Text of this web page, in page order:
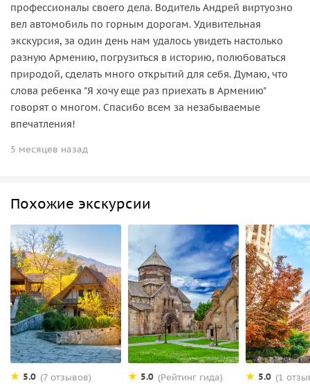
профессионалы своего дела. Водитель Андрей виртуозно
вел автомобиль по горным дорогам. Удивительная
экскурсия, за один день нам удалось увидеть настолько
разную Армению, погрузиться в историю, полюбоваться
природой, сделать много открытий для себя. Думаю, что
слова ребенка "Я хочу еще раз приехать в Армению"
говорят о многом. Спасибо всем за незабываемые
впечатления!
5 месяцев назад
Похожие экскурсии
5.0 (7 отзывов) 5.0 (Рейтинг гида) 5.0 (1